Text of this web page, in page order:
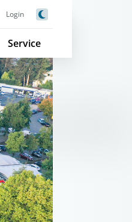
Login
Service